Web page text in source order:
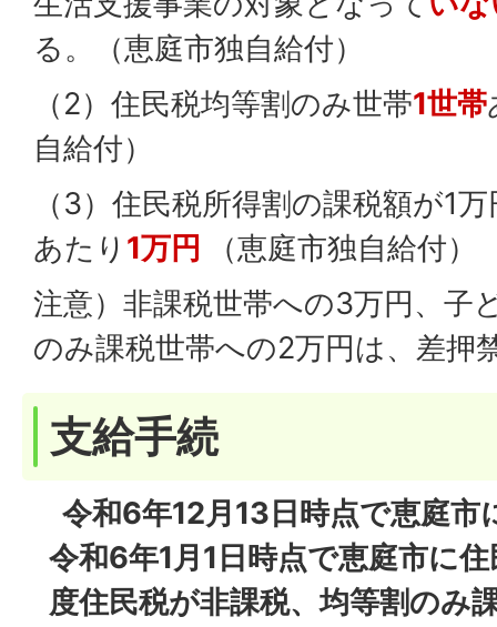
る。（恵庭市独自給付）
（2）住民税均等割のみ世帯1世帯
自給付）
（3）住民税所得割の課税額が1
あたり 1万円
（恵庭市独自給付）
注意）非課税世帯への3万円、子
のみ課税世帯への2万円は、差押
支給手続
令和6年12月13日時点で恵庭市
令和6年1月1日時点で恵庭市に
度住民税が非課税、均等割のみ